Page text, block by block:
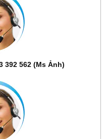
392 562 (Ms Ảnh)